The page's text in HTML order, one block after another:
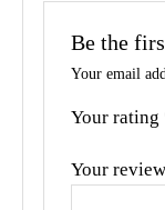
Be the
Your email
Your rating
Your review